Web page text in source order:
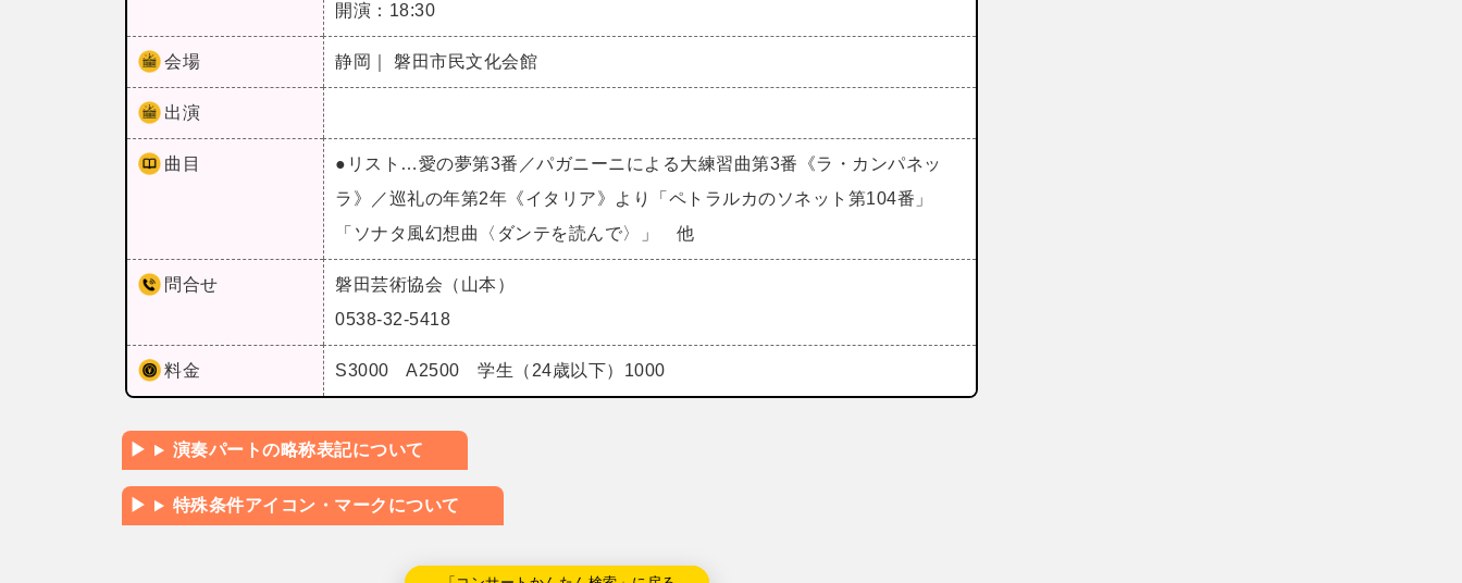
開演：18:30
会場 静岡｜ 磐田市民文化会館
出演
曲目
●リスト…愛の夢第3番／パガニーニによる大練習曲第3番《ラ・カンパネッ
ラ》／巡礼の年第2年《イタリア》より「ペトラルカのソネット第104番」
「ソナタ風幻想曲〈ダンテを読んで〉」 他
問合せ
磐田芸術協会（山本）
0538-32-5418
料金 S3000 A2500 学生（24歳以下）1000
演奏パートの略称表記について
特殊条件アイコン・マークについて